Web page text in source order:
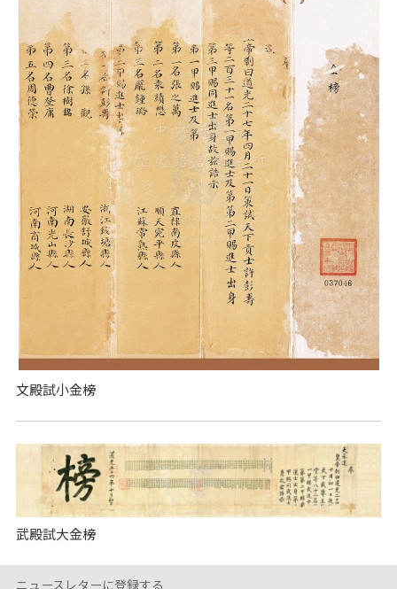
文殿試小金榜
武殿試大金榜
ニュースレターに登録する